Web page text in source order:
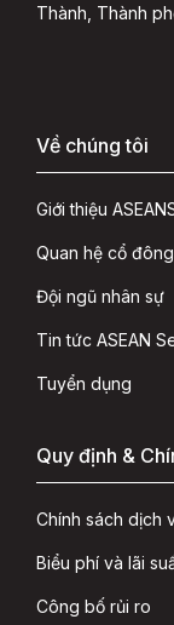
Thành, Thành
Về chúng tôi
Giới thiệu
Quan hệ cổ đông
Đội ngũ nhân sự
Tin tức ASEAN
Tuyển dụng
Quy định &
Chính sách dịch
Biểu phí và lãi
Công bố rủi ro